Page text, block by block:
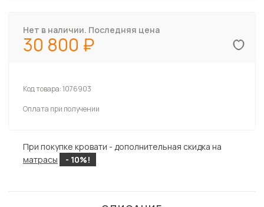
Нет в наличии. Последняя цена
30 800
Код товара:1076903
Оплата при получении
При покупке кровати - дополнительная скидка на
матрасы
- 10%!